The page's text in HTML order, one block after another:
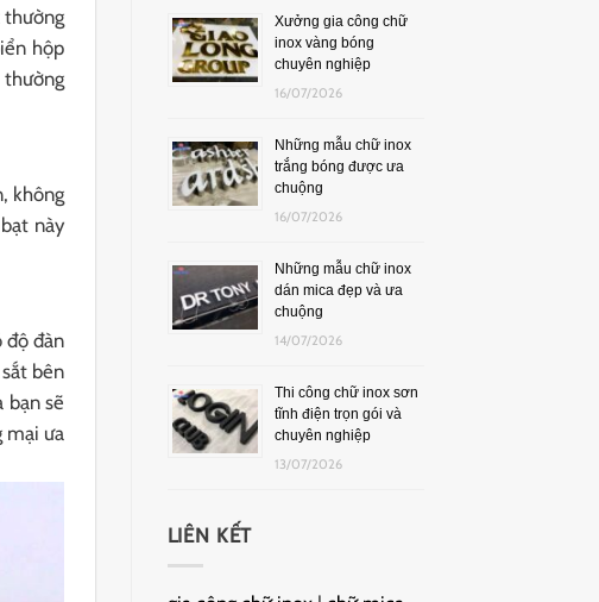
thường
hộp
thường
không
này
độ đàn
bên
sẽ
mại ưa
Xưởng gia công chữ
inox vàng bóng
chuyên nghiệp
16/07/2026
Những mẫu chữ inox
trắng bóng được ưa
chuộng
16/07/2026
Những mẫu chữ inox
dán mica đẹp và ưa
chuộng
14/07/2026
Thi công chữ inox sơn
tĩnh điện trọn gói và
chuyên nghiệp
13/07/2026
LIÊN KẾT